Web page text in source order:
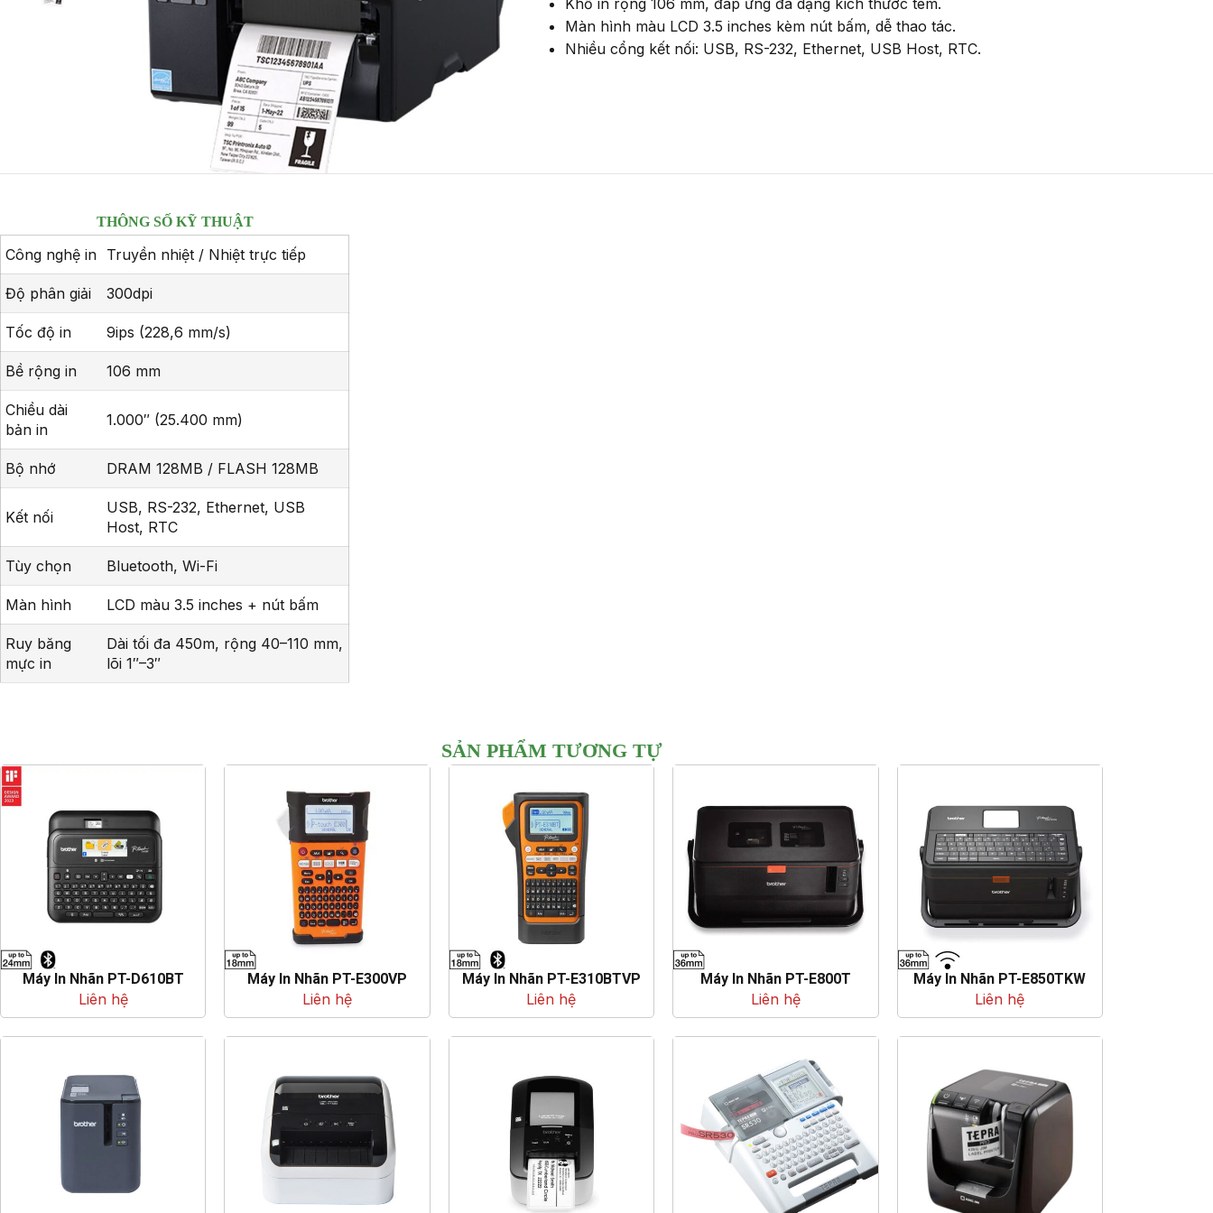
Khổ in rộng 106 mm, đáp ứng đa dạng kích thước tem.
Màn hình màu LCD 3.5 inches kèm nút bấm, dễ thao tác.
Nhiều cổng kết nối: USB, RS-232, Ethernet, USB Host, RTC.
THÔNG SỐ KỸ THUẬT
Công nghệ in Truyền nhiệt / Nhiệt trực tiếp
Độ phân giải 300dpi
Tốc độ in 9ips (228,6 mm/s)
Bề rộng in 106 mm
Chiều dài
bản in
1.000″ (25.400 mm)
Bộ nhớ DRAM 128MB / FLASH 128MB
Kết nối
USB, RS-232, Ethernet, USB
Host, RTC
Tùy chọn Bluetooth, Wi-Fi
Màn hình LCD màu 3.5 inches + nút bấm
Ruy băng
mực in
Dài tối đa 450m, rộng 40–110 mm,
lõi 1″–3″
SẢN PHẨM TƯƠNG TỰ
Máy In Nhãn PT-D610BT
Liên hệ
Máy In Nhãn PT-E300VP
Liên hệ
Máy In Nhãn PT-E310BTVP
Liên hệ
Máy In Nhãn PT-E800T
Liên hệ
Máy In Nhãn PT-E850TKW
Liên hệ